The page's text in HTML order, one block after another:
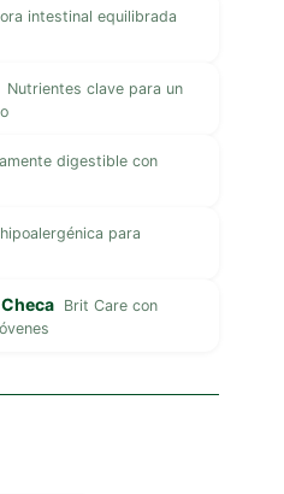
intestinal equilibrada
Nutrientes clave para un
digestible con
para
Brit Care con